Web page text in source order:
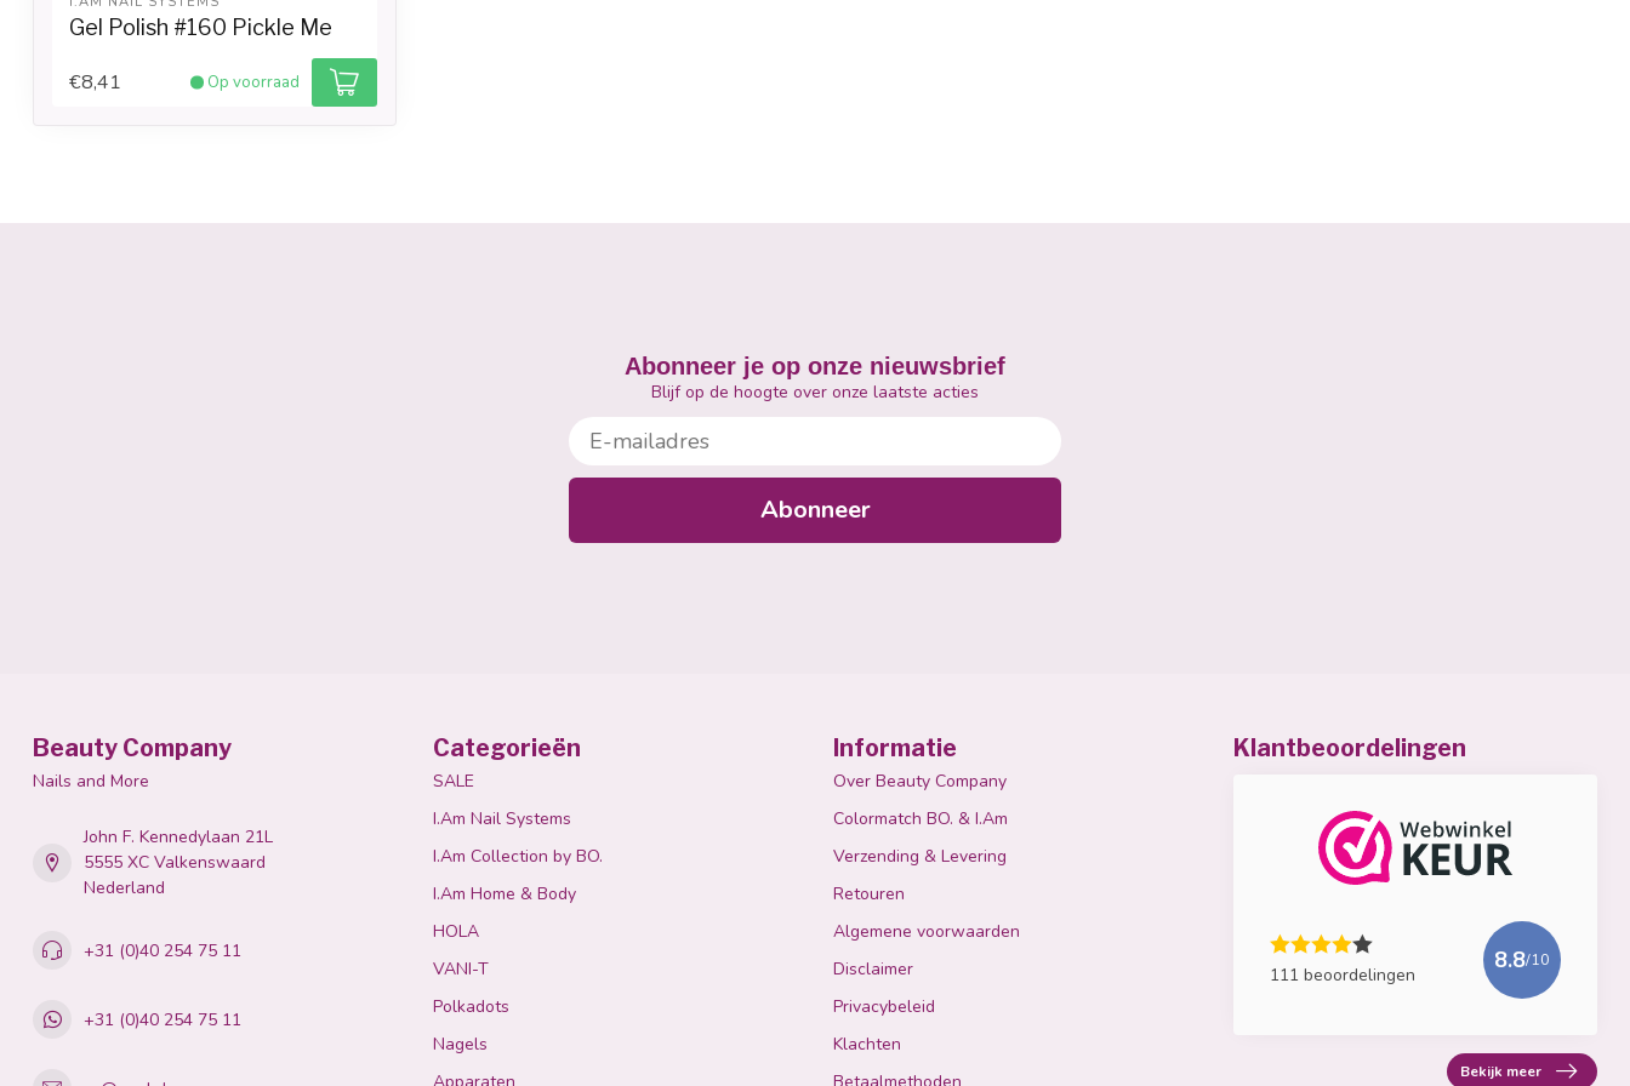
Gel Polish #160 Pickle Me
€8,41 Op voorraad
Abonneer je op onze nieuwsbrief
Blijf op de hoogte over onze laatste acties
E-mailadres
Abonneer
Beauty Company
Nails and More
John F. Kennedylaan 21L
5555 XC Valkenswaard
Nederland
+31 (0)40 254 75 11
+31 (0)40 254 75 11
Categorieën
SALE
I.Am Nail Systems
I.Am Collection by BO.
I.Am Home & Body
HOLA
VANI-T
Polkadots
Nagels
Informatie
Over Beauty Company
Colormatch BO. & I.Am
Verzending & Levering
Retouren
Algemene voorwaarden
Disclaimer
Privacybeleid
Klachten
Klantbeoordelingen
111 beoordelingen
8.8/10
Bekijk meer